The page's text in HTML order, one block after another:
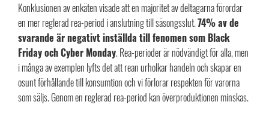
Konklusionen av enkäten visade att en majoritet av deltagarna förordar
en mer reglerad rea-period i anslutning till säsongsslut.74% av de
svarande är negativt inställda till fenomen som Black
Friday och Cyber Monday. Rea-perioder är nödvändigt för alla, men
i många av exemplen lyfts det att rean urholkar handeln och skapar en
osunt förhållande till konsumtion och vi förlorar respekten för varorna
som säljs. Genom en reglerad rea-period kan överproduktionen minskas.